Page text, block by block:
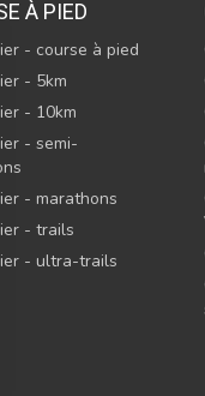
À PIED
- course à pied
- 5km
- 10km
- semi-
- marathons
- trails
- ultra-trails